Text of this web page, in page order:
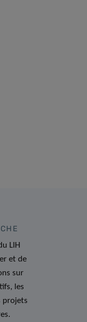
LIH
et de
sur
les
projets